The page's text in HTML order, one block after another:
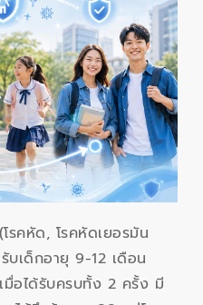
รคหัด, โรคหัดเยอรมัน
บเด็กอายุ 9-12 เดือน
อได้รับครบทั้ง 2 ครั้ง มี